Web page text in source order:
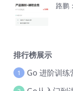
路鹏
排行榜展示
1 Go 进阶训练